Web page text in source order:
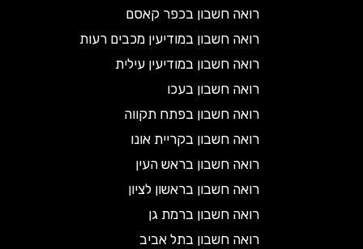
רואה חשבון בכפר קאסם
רואה חשבון במודיעין מכבים רעות
רואה חשבון במודיעין עילית
רואה חשבון בעכו
רואה חשבון בפתח תקווה
רואה חשבון בקריית אונו
רואה חשבון בראש העין
רואה חשבון בראשון לציון
רואה חשבון ברמת גן
רואה חשבון בתל אביב